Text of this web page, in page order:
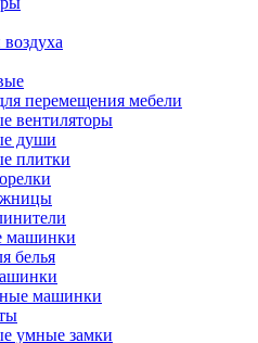
перемещения мебели
вентиляторы
души
плитки
машинки
белья
машинки
умные замки